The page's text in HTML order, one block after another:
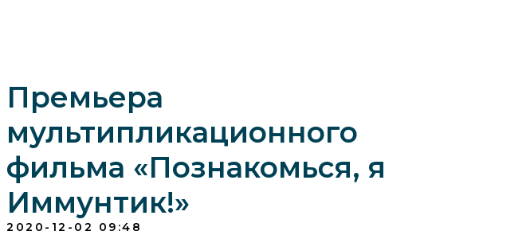
Премьера
мультипликационного
фильма «Познакомься, я
Иммунтик!»
2020-12-02 09:48